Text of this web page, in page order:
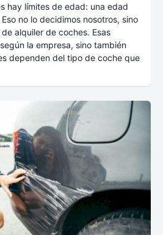
hay límites de edad: una edad
no lo decidimos nosotros, sino
alquiler de coches. Esas
la empresa, sino también
dependen del tipo de coche que